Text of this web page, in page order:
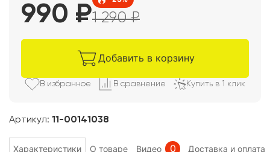
Артикул: 11-00141038
990 ₽1 290₽
Добавить в корзину
В избранное В сравнение Купить в 1 клик
Характеристики О товаре Видео 0 Доставка и оплата